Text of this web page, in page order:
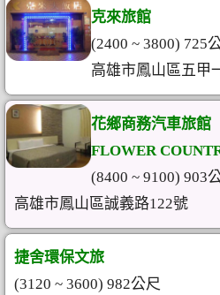
克來旅館
(2400 ~ 3800) 725
高雄市鳳山區五甲
花鄉商務汽車旅館
FLOWER
(8400 ~ 9100) 903
高雄市鳳山區誠義路122號
捷舍環保文旅
(3120 ~ 3600) 982公尺